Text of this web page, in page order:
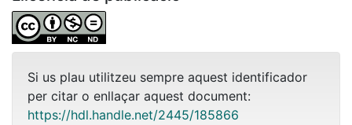
Si us plau utilitzeu sempre aquest identificador
per citar o enllaçar aquest document:
https://hdl.handle.net/2445/185866